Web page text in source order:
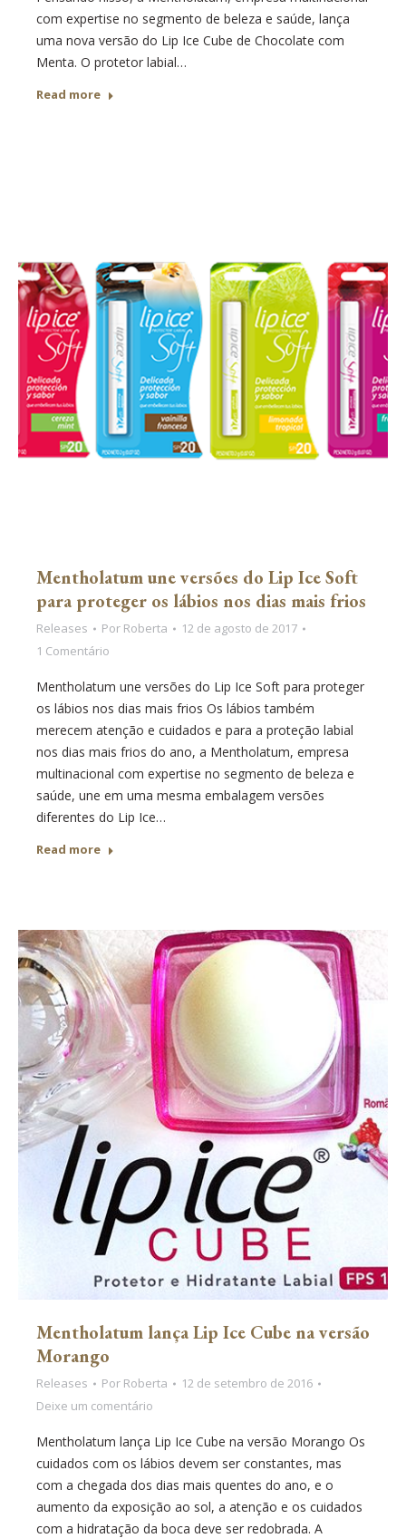
com expertise no segmento de beleza e saúde, lança
uma nova versão do Lip Ice Cube de Chocolate com
Menta. O protetor labial…
Read more
Mentholatum une versões do Lip Ice Soft
para proteger os lábios nos dias mais frios
Releases Por Roberta
12 de agosto de 2017
1 Comentário
Mentholatum une versões do Lip Ice Soft para proteger
os lábios nos dias mais frios Os lábios também
merecem atenção e cuidados e para a proteção labial
nos dias mais frios do ano, a Mentholatum, empresa
multinacional com expertise no segmento de beleza e
saúde, une em uma mesma embalagem versões
diferentes do Lip Ice…
Read more
Mentholatum lança Lip Ice Cube na versão
Morango
Releases Por Roberta
12 de setembro de 2016
Deixe um comentário
Mentholatum lança Lip Ice Cube na versão Morango Os
cuidados com os lábios devem ser constantes, mas
com a chegada dos dias mais quentes do ano, e o
aumento da exposição ao sol, a atenção e os cuidados
com a hidratação da boca deve ser redobrada. A